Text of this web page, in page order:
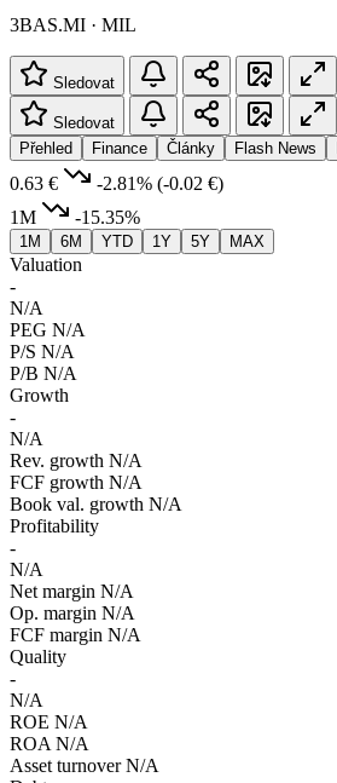
3BAS.MI · MIL
Sledovat
Sledovat
Přehled
Finance Články Flash News
0.63 € -2.81% (-0.02 €)
1M
-15.35%
1M 6M YTD 1Y 5Y MAX
Valuation
-
N/A
PEG N/A
P/S N/A
P/B N/A
Growth
-
N/A
Rev. growth N/A
FCF growth N/A
Book val. growth N/A
Profitability
-
N/A
Net margin N/A
Op. margin N/A
FCF margin N/A
Quality
-
N/A
ROE N/A
ROA N/A
Asset turnover N/A